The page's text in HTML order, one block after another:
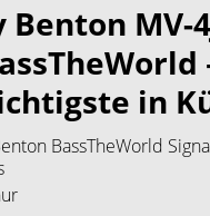
Benton MV-
in
BassTheWorld